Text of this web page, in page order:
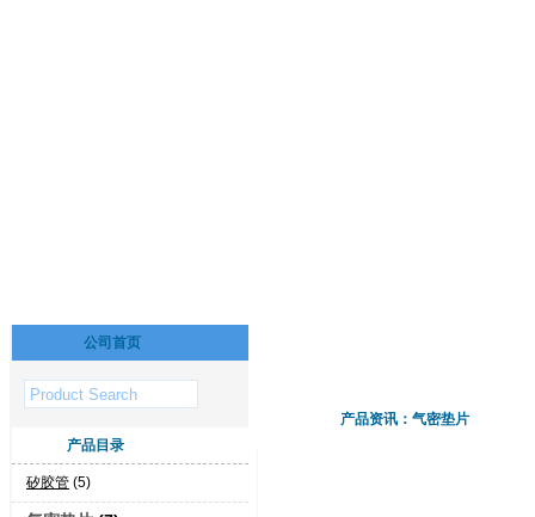
公司首页
产品目录
矽胶管 (5)
产品资讯：气密垫片